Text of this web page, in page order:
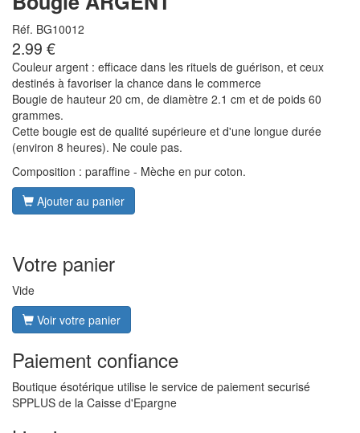
Réf. BG10012
2.99 €
Couleur argent : efficace dans les rituels de guérison, et ceux
destinés à favoriser la chance dans le commerce
Bougie de hauteur 20 cm, de diamètre 2.1 cm et de poids 60
grammes.
Cette bougie est de qualité supérieure et d'une longue durée
(environ 8 heures). Ne coule pas.
Composition : paraffine - Mèche en pur coton.
Ajouter au panier
Votre panier
Vide
Voir votre panier
Paiement confiance
Boutique ésotérique utilise le service de paiement securisé
SPPLUS de la Caisse d'Epargne